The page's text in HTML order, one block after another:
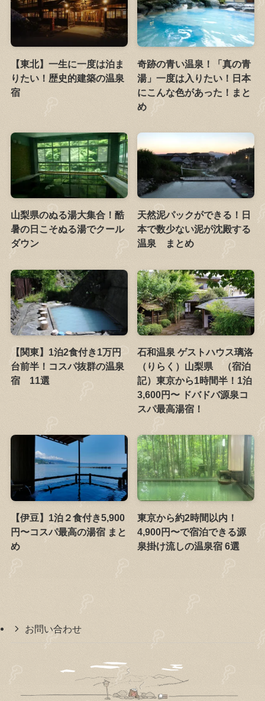
【東北】一生に一度は泊ま
りたい！歴史的建築の温泉
宿
奇跡の青い温泉！「真の青
湯」一度は入りたい！日本
にこんな色があった！まと
め
山梨県のぬる湯大集合！酷
暑の日こそぬる湯でクール
ダウン
天然泥パックができる！日
本で数少ない泥が沈殿する
温泉 まとめ
【関東】1泊2食付き1万円
台前半！コスパ抜群の温泉
宿 11選
石和温泉 ゲストハウス璃洛
（りらく）山梨県 （宿泊
記）東京から1時間半！1泊
3,600円〜 ドバドバ源泉コ
スパ最高湯宿！
【伊豆】1泊２食付き5,900
円〜コスパ最高の湯宿 まと
め
東京から約2時間以内！
4,900円〜で宿泊できる源
泉掛け流しの温泉宿 6選
お問い合わせ